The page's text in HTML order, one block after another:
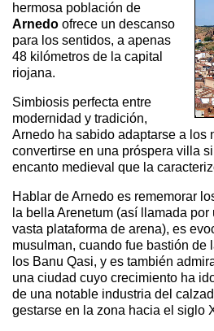
hermosa población de
Arnedo ofrece un descanso
para los sentidos, a apenas
48 kilómetros de la capital
riojana.
Simbiosis perfecta entre
modernidad y tradición,
Arnedo ha sabido adaptarse a los
convertirse en una próspera villa
encanto medieval que la
Hablar de Arnedo es rememorar
la bella Arenetum (así llamada
vasta plataforma de arena), es
musulman, cuando fue bastión de
los Banu Qasi, y es también
una ciudad cuyo crecimiento ha
de una notable industria del
gestarse en la zona hacia el siglo